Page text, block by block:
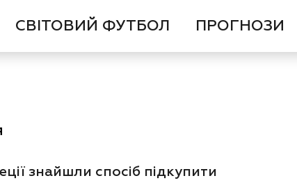
СВІТОВИЙ ФУТБОЛ ПРОГНОЗИ
знайшли спосіб підкупити